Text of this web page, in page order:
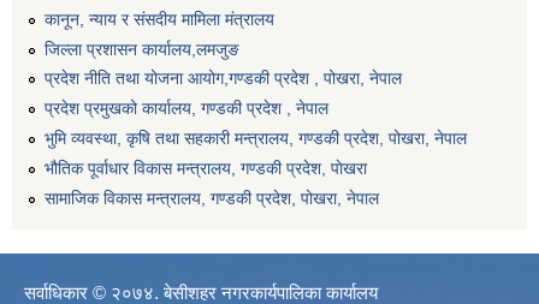
कानून, न्याय र संसदीय मामिला मंत्रालय
जिल्ला प्रशासन कार्यालय,लमजुङ
प्रदेश नीति तथा योजना आयोग,गण्डकी प्रदेश , पोखरा, नेपाल
प्रदेश प्रमुखको कार्यालय, गण्डकी प्रदेश , नेपाल
भुमि व्यवस्था, कृषि तथा सहकारी मन्त्रालय, गण्डकी प्रदेश, पोखरा, नेपाल
भौतिक पूर्वाधार विकास मन्त्रालय, गण्डकी प्रदेश, पाेखरा
सामाजिक विकास मन्त्रालय, गण्डकी प्रदेश, पोखरा, नेपाल
सर्वाधिकार © २०७४. बेसीशहर नगरकार्यपालिका कार्यालय